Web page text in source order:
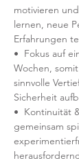
motivieren
lernen, neue
Erfahrungen
•  Fokus auf
Wochen,
sinnvolle
Sicherheit
•  Kontinuität
gemeinsam